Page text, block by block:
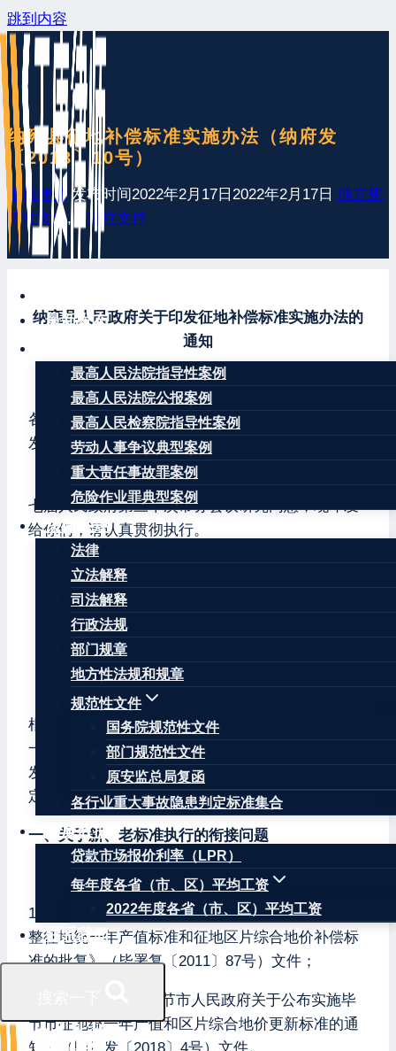
跳到内容
最新发布
最高人民法院指导性案例
最高人民法院公报案例
最高人民检察院指导性案例
劳动人事争议典型案例
重大责任事故罪案例
危险作业罪典型案例
法律法规
法律
立法解释
司法解释
行政法规
部门规章
地方性法规和规章
规范性文件
国务院规范性文件
部门规范性文件
原安监总局复函
各行业重大事故隐患判定标准集合
权威数据
贷款市场报价利率（LPR）
每年度各省（市、区）平均工资
2022年度各省（市、区）平均工资
联系我们
纳雍县征地补偿标准实施办法（纳府发
〔2018〕10号）
王康律师 发布时间2022年2月17日 2022年2月17日 地方规
范性文件,规范性文件
纳雍县人民政府关于印发征地补偿标准实施办法的
通知
纳府发〔2018〕10号
各乡镇（街道）人民政府（办事处），纳雍经济开
发区管委会，县政府各工作部门、各直属机构：
《纳雍县征地补偿标准实施办法》已经纳雍县第十
七届人民政府第三十次常务会议研究同意，现印发
给你们，请认真贯彻执行。
纳雍县人民政府
（此件公开发布）
纳雍县征地补偿标准实施办法
根据《毕节市人民政府关于公布实施毕节市征地统
一年产值和区片综合地价更新标准的通知》（毕府
发〔2018〕4号）文件精神，结合我县实际，特制
定《纳雍县征地补偿标准实施办法》。
一、关于新、老标准执行的衔接问题
（一）执行依据：
1.老标准依据为《毕节地区行政公署关于纳雍县调
整征地统一年产值标准和征地区片综合地价补偿标
准的批复》（毕署复〔2011〕87号）文件；
2.新标准依据为《毕节市人民政府关于公布实施毕
节市征地统一年产值和区片综合地价更新标准的通
知》（毕府发〔2018〕4号）文件。